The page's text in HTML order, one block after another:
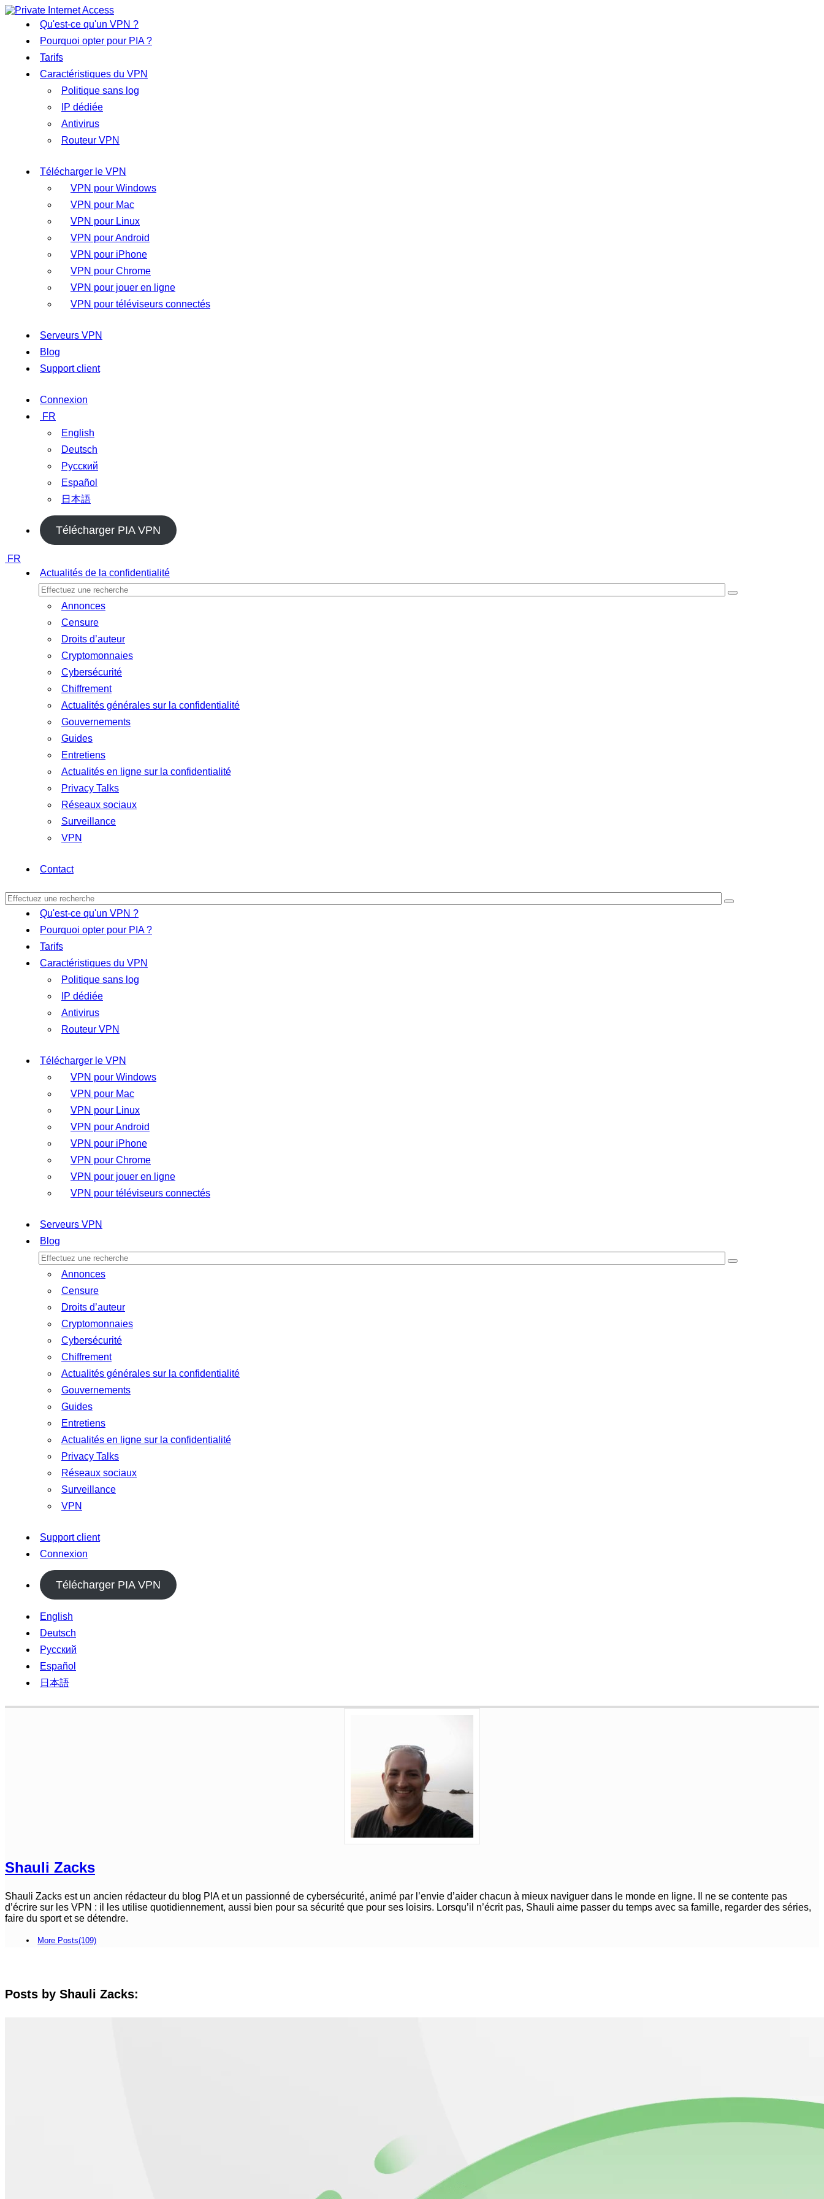
Qu'est-ce qu'un VPN ?
Pourquoi opter pour PIA ?
Tarifs
Caractéristiques du VPN
Politique sans log
IP dédiée
Antivirus
Routeur VPN
Télécharger le VPN
VPN pour Windows
VPN pour Mac
VPN pour Linux
VPN pour Android
VPN pour iPhone
VPN pour Chrome
VPN pour jouer en ligne
VPN pour téléviseurs connectés
Serveurs VPN
Blog
Support client
Connexion
FR
English
Deutsch
Русский
Español
日本語
Télécharger PIA VPN
FR
Actualités de la confidentialité
Annonces
Censure
Droits d’auteur
Cryptomonnaies
Cybersécurité
Chiffrement
Actualités générales sur la confidentialité
Gouvernements
Guides
Entretiens
Actualités en ligne sur la confidentialité
Privacy Talks
Réseaux sociaux
Surveillance
VPN
Contact
Qu'est-ce qu'un VPN ?
Pourquoi opter pour PIA ?
Tarifs
Caractéristiques du VPN
Politique sans log
IP dédiée
Antivirus
Routeur VPN
Télécharger le VPN
VPN pour Windows
VPN pour Mac
VPN pour Linux
VPN pour Android
VPN pour iPhone
VPN pour Chrome
VPN pour jouer en ligne
VPN pour téléviseurs connectés
Serveurs VPN
Blog
Annonces
Censure
Droits d’auteur
Cryptomonnaies
Cybersécurité
Chiffrement
Actualités générales sur la confidentialité
Gouvernements
Guides
Entretiens
Actualités en ligne sur la confidentialité
Privacy Talks
Réseaux sociaux
Surveillance
VPN
Support client
Connexion
Télécharger PIA VPN
English
Deutsch
Русский
Español
日本語
Shauli Zacks
Shauli Zacks est un ancien rédacteur du blog PIA et un passionné de cybersécurité, animé par l’envie d’aider chacun à mieux naviguer dans le monde en ligne. Il ne se contente pas
d’écrire sur les VPN : il les utilise quotidiennement, aussi bien pour sa sécurité que pour ses loisirs. Lorsqu’il n’écrit pas, Shauli aime passer du temps avec sa famille, regarder des séries,
faire du sport et se détendre.
More Posts(109)
Posts by Shauli Zacks: